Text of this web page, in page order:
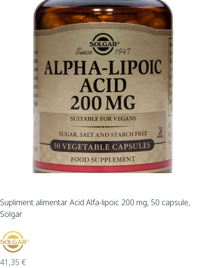
Supliment alimentar Acid Alfa-lipoic 200 mg, 50 capsule,
Solgar
41,35 €